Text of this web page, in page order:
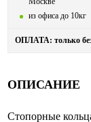
из офиса до 10кг
ОПЛАТА: только
ОПИСАНИЕ
Стопорные